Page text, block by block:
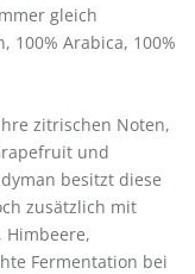
gleich
100% Arabica, 100%
zitrischen Noten,
und
besitzt diese
zusätzlich mit
Himbeere,
Fermentation bei